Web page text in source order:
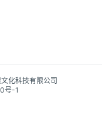
化科技有限公司
号-1